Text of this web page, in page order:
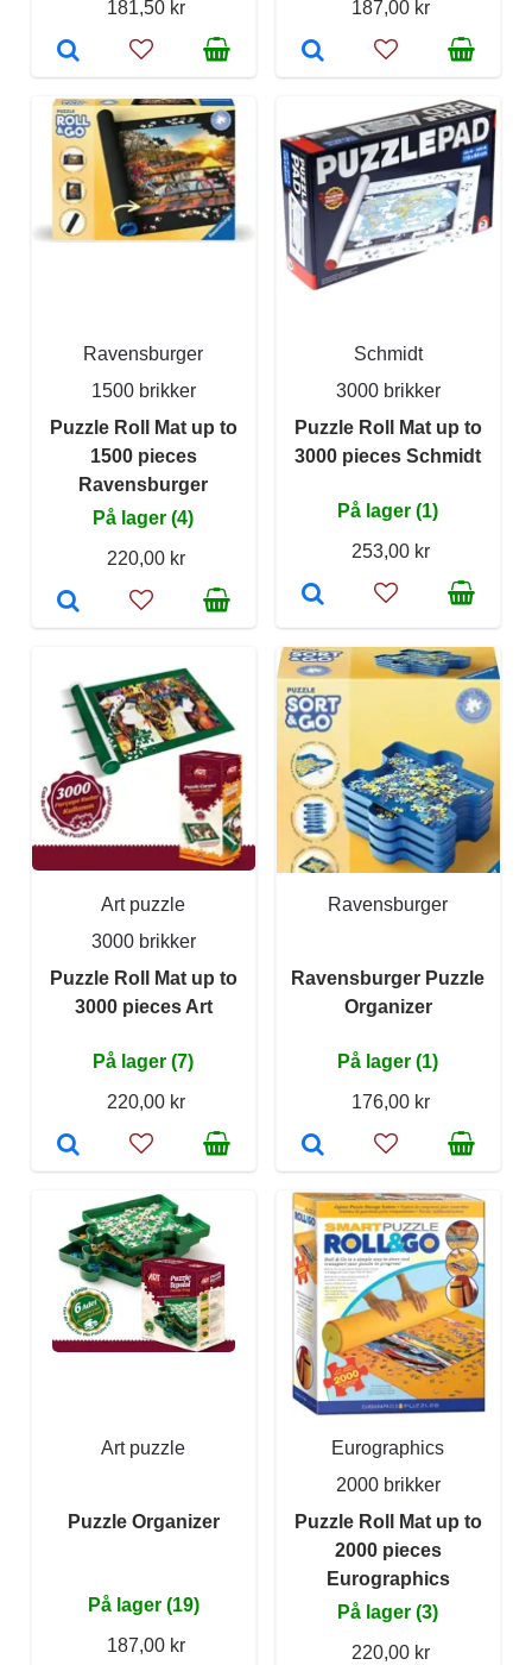
181,50 kr 187,00 kr
Ravensburger
1500 brikker
Puzzle Roll Mat up to
1500 pieces
Ravensburger
På lager (4)
220,00 kr
Schmidt
3000 brikker
Puzzle Roll Mat up to
3000 pieces Schmidt
På lager (1)
253,00 kr
Art puzzle
3000 brikker
Puzzle Roll Mat up to
3000 pieces Art
På lager (7)
220,00 kr
Ravensburger
Ravensburger Puzzle
Organizer
På lager (1)
176,00 kr
Art puzzle
Puzzle Organizer
På lager (19)
187,00 kr
Eurographics
2000 brikker
Puzzle Roll Mat up to
2000 pieces
Eurographics
På lager (3)
220,00 kr